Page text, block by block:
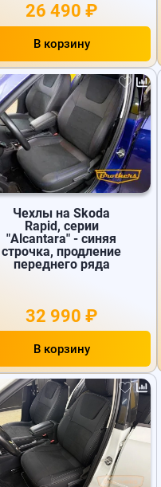
26 490 ₽
В корзину
Чехлы на Skoda
Rapid, серии
"Alcantara" - синяя
строчка, продление
переднего ряда
32 990 ₽
В корзину